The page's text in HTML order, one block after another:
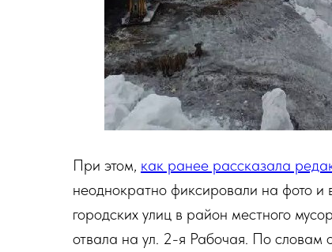
При этом, как ранее рассказала
неоднократно фиксировали на фото и
городских улиц в район местного
отвала на ул. 2-я Рабочая. По словам